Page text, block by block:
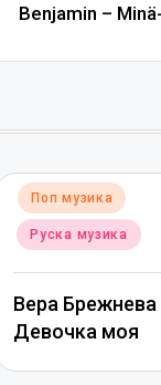
Benjamin –
Posted
in
Поп музика
Руска музика
Вера Брежнева
Девочка моя